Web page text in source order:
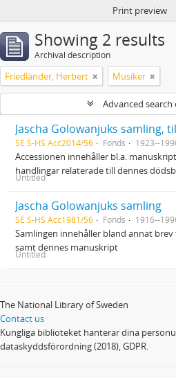
Print preview
Showing 2 results
Archival description
Friedländer, Herbert Musiker
Advanced
Jascha Golowanjuks samling,
SE S-HS Acc2014/56 Fonds 1923--
Accessionen innehåller bl.a.
handlingar relaterade till dennes
Untitled
Jascha Golowanjuks samling
SE S-HS Acc1981/56 Fonds 1916--
Samlingen innehåller bland annat brev
samt dennes manuskript
Untitled
The National Library of Sweden
Contact us
Kungliga biblioteket hanterar dina
dataskyddsförordning (2018), GDPR.